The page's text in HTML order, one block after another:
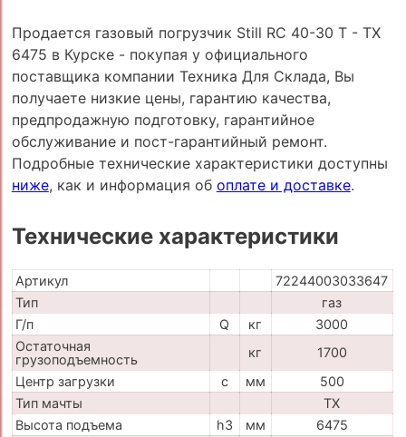
Продается газовый погрузчик Still RC 40-30 T - TX
6475 в Курске - покупая у официального
поставщика компании Техника Для Склада, Вы
получаете низкие цены, гарантию качества,
предпродажную подготовку, гарантийное
обслуживание и пост-гарантийный ремонт.
Подробные технические характеристики доступны
ниже, как и информация об оплате и доставке.
Технические характеристики
Артикул
72244003033647
Тип
газ
Г/п
Q кг
3000
Остаточная
грузоподъемность
кг
1700
Центр загрузки
c мм
500
Тип мачты
TX
Высота подъема
h3 мм
6475